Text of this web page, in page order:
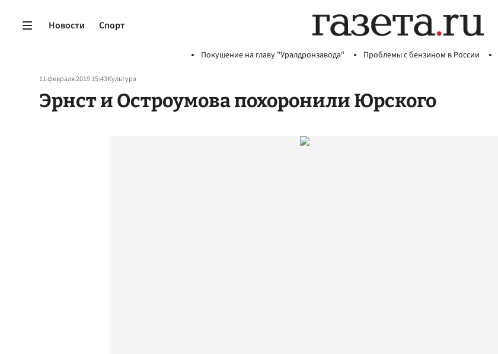
Новости Спорт
Покушение на главу "Уралдронзавода" Проблемы с бензином в России
11 февраля 2019 15:43Культура
Эрнст и Остроумова похоронили Юрского